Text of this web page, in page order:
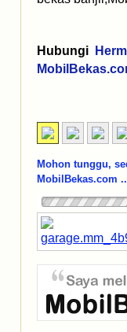
Hubungi
Mohon tunggu,
MobilBekas.com